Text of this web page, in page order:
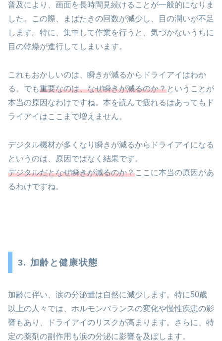
普及により、画面を長時間見続けることが一般的になりま
した。この際、まばたきの回数が減少し、目の潤いが不足
します。特に、集中して作業を行うと、気づかないうちに
目の乾燥が進行してしまいます。
これもおかしいのは、瞬きが減るからドライアイはわか
る。でも重要なのは、なぜ瞬きが減るのか？ということが
本当の原因なわけですね。本を読んで疲れるはあってもド
ライアイはここまで増えません。
デジタル機材が多くなり瞬きが減るからドライアイになる
というのは、原因ではなく結果です。
デジタルだとなぜ瞬きが減るのか？ここに本当の原因があ
るわけですね。
3. 加齢と健康状態
加齢に伴い、涙の分泌量は自然に減少します。特に50歳
以上の人々では、ホルモンバランスの変化や慢性疾患の影
響もあり、ドライアイのリスクが高まります。さらに、特
定の薬剤の副作用も涙の分泌に影響を及ぼします。